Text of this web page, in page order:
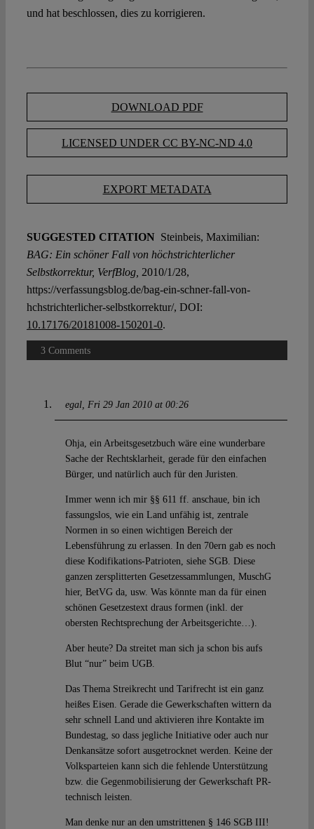
und hat beschlossen, dies zu korrigieren.
DOWNLOAD PDF
LICENSED UNDER CC BY-NC-ND 4.0
EXPORT METADATA
SUGGESTED CITATION Steinbeis, Maximilian:
BAG: Ein schöner Fall von höchstrichterlicher
Selbstkorrektur, VerfBlog, 2010/1/28,
https://verfassungsblog.de/bag-ein-schner-fall-von-
hchstrichterlicher-selbstkorrektur/, DOI:
10.17176/20181008-150201-0.
3 Comments
egal Fri 29 Jan 2010 at 00:26
Ohja, ein Arbeitsgesetzbuch wäre eine wunderbare
Sache der Rechtsklarheit, gerade für den einfachen
Bürger, und natürlich auch für den Juristen.
Immer wenn ich mir §§ 611 ff. anschaue, bin ich
fassungslos, wie ein Land unfähig ist, zentrale
Normen in so einen wichtigen Bereich der
Lebensführung zu erlassen. In den 70ern gab es noch
diese Kodifikations-Patrioten, siehe SGB. Diese
ganzen zersplitterten Gesetzessammlungen, MuschG
hier, BetVG da, usw. Was könnte man da für einen
schönen Gesetzestext draus formen (inkl. der
obersten Rechtsprechung der Arbeitsgerichte…).
Aber heute? Da streitet man sich ja schon bis aufs
Blut “nur” beim UGB.
Das Thema Streikrecht und Tarifrecht ist ein ganz
heißes Eisen. Gerade die Gewerkschaften wittern da
sehr schnell Land und aktivieren ihre Kontakte im
Bundestag, so dass jegliche Initiative oder auch nur
Denkansätze sofort ausgetrocknet werden. Keine der
Volksparteien kann sich die fehlende Unterstützung
bzw. die Gegenmobilisierung der Gewerkschaft PR-
technisch leisten.
Man denke nur an den umstrittenen § 146 SGB III!